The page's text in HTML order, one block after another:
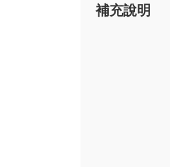
補充說明